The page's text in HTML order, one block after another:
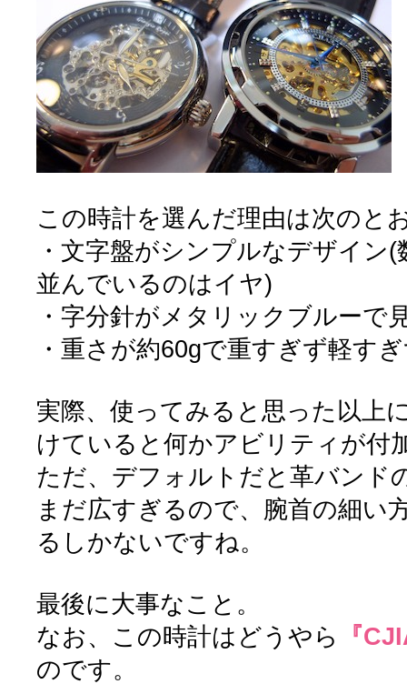
この時計を選んだ理由は次のと
・文字盤がシンプルなデザイン
並んでいるのはイヤ)
・字分針がメタリックブルーで
・重さが約60gで重すぎず軽す
実際、使ってみると思った以上
けていると何かアビリティが付
ただ、デフォルトだと革バンド
まだ広すぎるので、腕首の細い
るしかないですね。
最後に大事なこと。
なお、この時計はどうやら
『
のです。